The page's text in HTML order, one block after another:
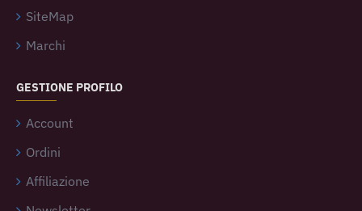
SiteMap
Marchi
GESTIONE PROFILO
Account
Ordini
Affiliazione